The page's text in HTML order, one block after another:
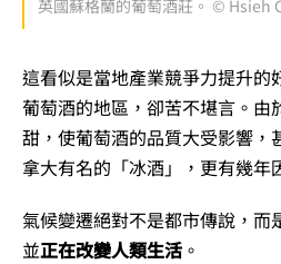
英國蘇格蘭的葡萄酒莊。 © Hsieh
這看似是當地產業競爭力提升的
葡萄酒的地區，卻苦不堪言。由
甜，使葡萄酒的品質大受影響，
拿大有名的「冰酒」，更有幾年
氣候變遷絕對不是都市傳說，而
並正在改變人類生活 。